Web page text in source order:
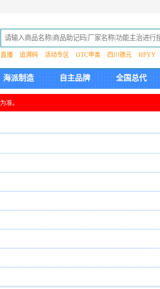
直播 追溯码 活动专区 OTC甲类 四川德元 HPYY
海派制造 自主品牌 全国总代
准。